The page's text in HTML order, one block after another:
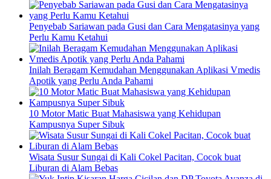
Penyebab Sariawan pada Gusi dan Cara Mengatasinya yang
Perlu Kamu Ketahui
Inilah Beragam Kemudahan Menggunakan Aplikasi Vmedis
Apotik yang Perlu Anda Pahami
10 Motor Matic Buat Mahasiswa yang Kehidupan
Kampusnya Super Sibuk
Wisata Susur Sungai di Kali Cokel Pacitan, Cocok buat
Liburan di Alam Bebas